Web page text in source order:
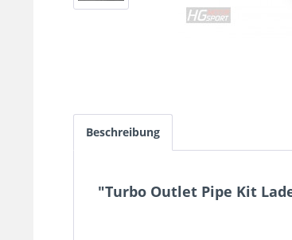
Beschreibung
"Turbo Outlet Pipe Kit